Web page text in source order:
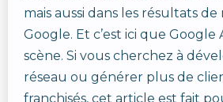
mais aussi dans les résultats
Google. Et c’est ici que Google
scène. Si vous cherchez à
réseau ou générer plus de
franchisés, cet article est fait